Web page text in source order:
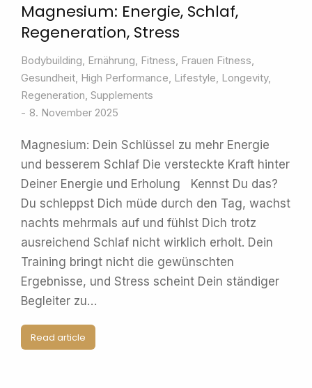
Magnesium: Energie, Schlaf,
Regeneration, Stress
Bodybuilding, Ernährung, Fitness, Frauen Fitness,
Gesundheit, High Performance, Lifestyle, Longevity,
Regeneration, Supplements
8. November 2025
Magnesium: Dein Schlüssel zu mehr Energie
und besserem Schlaf Die versteckte Kraft hinter
Deiner Energie und Erholung Kennst Du das?
Du schleppst Dich müde durch den Tag, wachst
nachts mehrmals auf und fühlst Dich trotz
ausreichend Schlaf nicht wirklich erholt. Dein
Training bringt nicht die gewünschten
Ergebnisse, und Stress scheint Dein ständiger
Begleiter zu…
Read article